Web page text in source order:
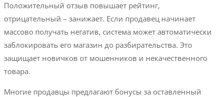
Положительный отзыв повышает рейтинг,
отрицательный – занижает. Если продавец начинает
массово получать негатив, система может автоматически
заблокировать его магазин до разбирательства. Это
защищает новичков от мошенников и некачественного
товара.
Многие продавцы предлагают бонусы за оставленный